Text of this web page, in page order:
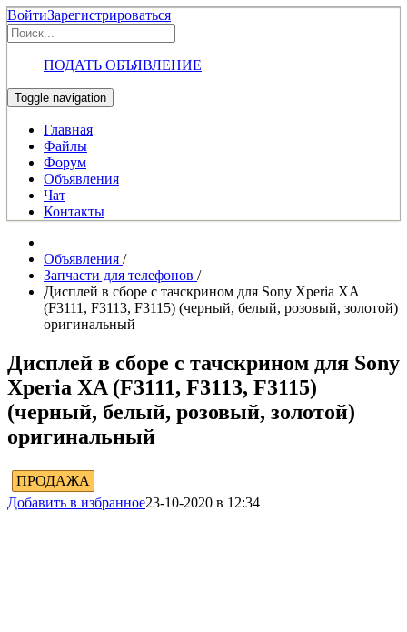
ВойтиЗарегистрироваться
ПОДАТЬ ОБЪЯВЛЕНИЕ
Toggle navigation
Главная
Файлы
Форум
Объявления
Чат
Контакты
Объявления /
Запчасти для телефонов /
Дисплей в сборе с тачскрином для Sony Xperia XA
(F3111, F3113, F3115) (черный, белый, розовый, золотой)
оригинальный
Дисплей в сборе с тачскрином для Sony
Xperia XA (F3111, F3113, F3115)
(черный, белый, розовый, золотой)
оригинальный
ПРОДАЖА
Добавить в избранное23-10-2020 в 12:34